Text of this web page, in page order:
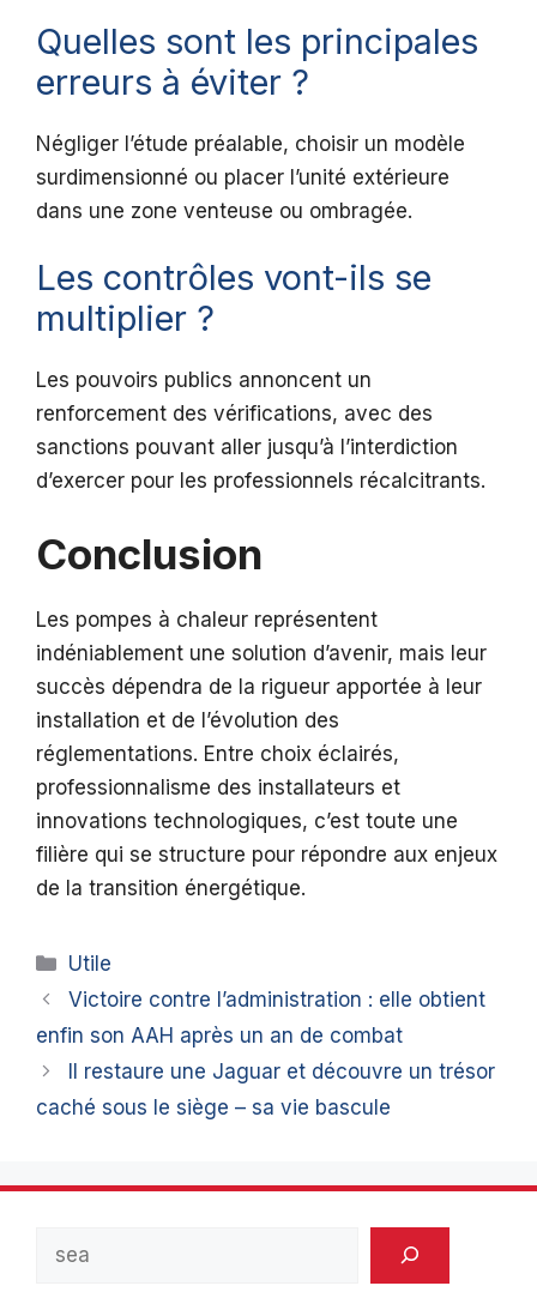
Quelles sont les principales
erreurs à éviter ?
Négliger l’étude préalable, choisir un modèle
surdimensionné ou placer l’unité extérieure
dans une zone venteuse ou ombragée.
Les contrôles vont-ils se
multiplier ?
Les pouvoirs publics annoncent un
renforcement des vérifications, avec des
sanctions pouvant aller jusqu’à l’interdiction
d’exercer pour les professionnels récalcitrants.
Conclusion
Les pompes à chaleur représentent
indéniablement une solution d’avenir, mais leur
succès dépendra de la rigueur apportée à leur
installation et de l’évolution des
réglementations. Entre choix éclairés,
professionnalisme des installateurs et
innovations technologiques, c’est toute une
filière qui se structure pour répondre aux enjeux
de la transition énergétique.
Catégories
Utile
Victoire contre l’administration : elle obtient
enfin son AAH après un an de combat
Il restaure une Jaguar et découvre un trésor
caché sous le siège – sa vie bascule